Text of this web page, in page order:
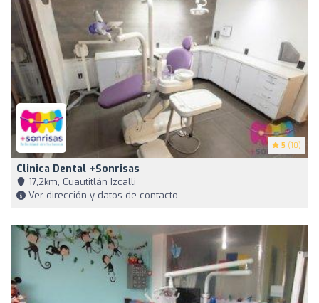
5 (10)
Clinica Dental +Sonrisas
17,2km, Cuautitlán Izcalli
Ver dirección y datos de contacto